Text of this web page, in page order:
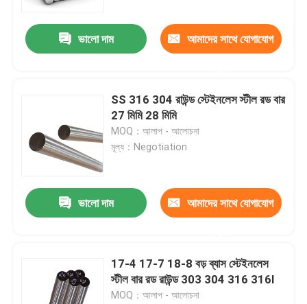
স্টেইনলেস স্টীল কুণ্ডলী
এসএস স্কয়ার টিউব
বিজোড় স্টেইনলেস স্টীল পাইপ
স্টেইনলেস স্টীল ফালা
খাদ ইস্পাত ফালা
ভালো দাম আমাদের সাথে যোগাযোগ
SS 316 304 রাউন্ড স্টেইনলেস স্টীল রড বার
27 মিমি 28 মিমি
MOQ：আলাপ - আলোচনা
মূল্য：Negotiation
ভালো দাম আমাদের সাথে যোগাযোগ
17-4 17-7 18-8 বড় ব্যাস স্টেইনলেস
স্টীল বার রড রাউন্ড 303 304 316 316l
MOQ：আলাপ - আলোচনা